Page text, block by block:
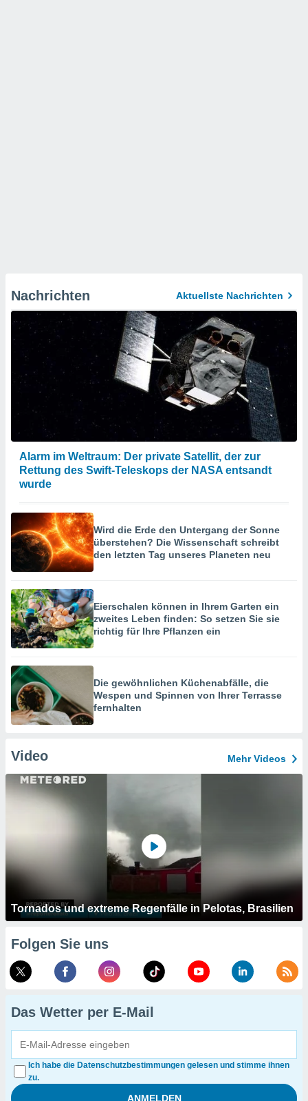
Nachrichten Aktuellste Nachrichten
Alarm im Weltraum: Der private Satellit, der zur
Rettung des Swift-Teleskops der NASA entsandt
wurde
Wird die Erde den Untergang der Sonne
überstehen? Die Wissenschaft schreibt
den letzten Tag unseres Planeten neu
Eierschalen können in Ihrem Garten ein
zweites Leben finden: So setzen Sie sie
richtig für Ihre Pflanzen ein
Die gewöhnlichen Küchenabfälle, die
Wespen und Spinnen von Ihrer Terrasse
fernhalten
Video Mehr Videos
Tornados und extreme Regenfälle in Pelotas, Brasilien
Folgen Sie uns
Das Wetter per E-Mail
Ich habe die Datenschutzbestimmungen gelesen und stimme ihnen
zu.